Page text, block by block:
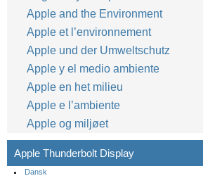
Apple and the Environment
Apple et l’environnement
Apple und der Umweltschutz
Apple y el medio ambiente
Apple en het milieu
Apple e l’ambiente
Apple og miljøet
Apple Thunderbolt Display
Dansk